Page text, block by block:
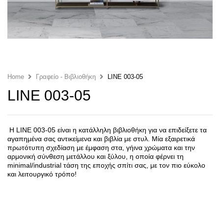
Home Γραφείο - Βιβλιοθήκη LINE 003-05
LINE 003-05
Η LINE 003-05 είναι η κατάλληλη βιβλιοθήκη για να επιδείξετε τα
αγαπημένα σας αντικείμενα και βιβλία με στυλ. Μία εξαιρετικά
πρωτότυπη σχεδίαση με έμφαση στα, γήινα χρώματα και την
αρμονική σύνθεση μετάλλου και ξύλου, η οποία φέρνει τη
minimal/industrial τάση της εποχής σπίτι σας, με τον πιο εύκολο
και λειτουργικό τρόπο!